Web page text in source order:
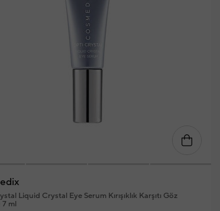
Liquid Crystal Eye Serum Kırışıklık Karşıtı Göz
7 ml